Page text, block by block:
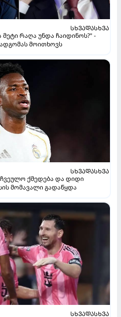
ᲡᲮᲕᲐᲓᲐᲡᲮᲕᲐ
მეტი რაღა უნდა ჩაიდინოს?" -
მოითხოვს
ᲡᲮᲕᲐᲓᲐᲡᲮᲕᲐ
ქმედება და დიდი
მომავალი გადაწყდა
ᲡᲮᲕᲐᲓᲐᲡᲮᲕᲐ